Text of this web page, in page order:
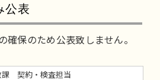
公表
保のため公表致しません。
課 契約・検査担当